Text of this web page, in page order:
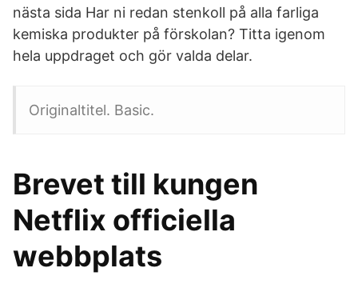
nästa sida Har ni redan stenkoll på alla farliga
kemiska produkter på förskolan? Titta igenom
hela uppdraget och gör valda delar.
Originaltitel. Basic.
Brevet till kungen
Netflix officiella
webbplats